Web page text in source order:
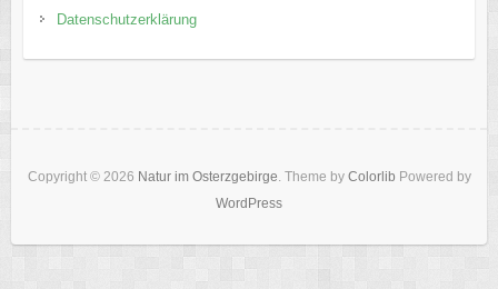
Datenschutzerklärung
Copyright © 2026 Natur im Osterzgebirge. Theme by Colorlib Powered by
WordPress